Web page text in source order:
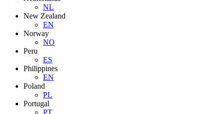
NL
New Zealand
EN
Norway
NO
Peru
ES
Philippines
EN
Poland
PL
Portugal
PT